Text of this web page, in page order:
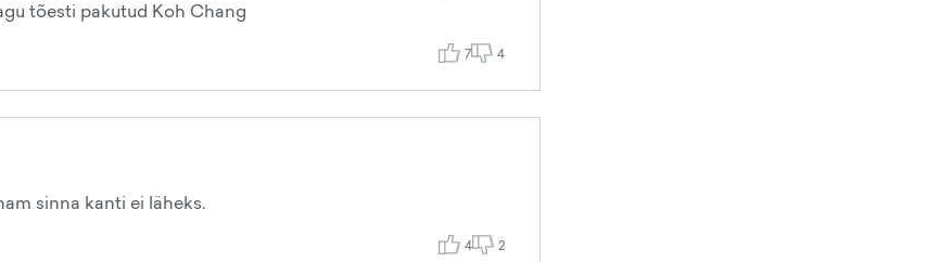
tõesti pakutud Koh Chang
7 4
sinna kanti ei läheks.
4 2